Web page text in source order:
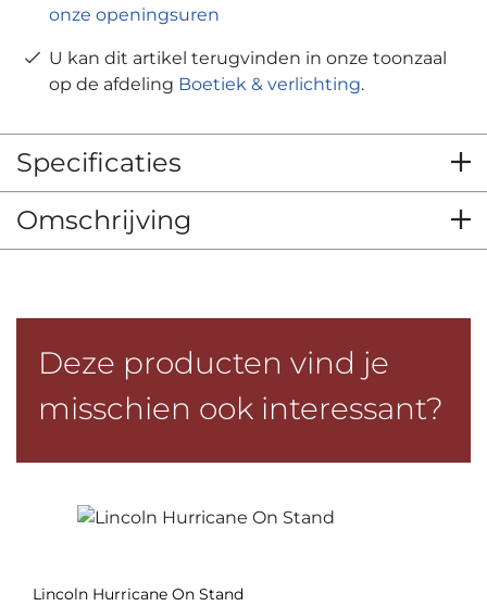
onze openingsuren
U kan dit artikel terugvinden in onze toonzaal
op de afdeling Boetiek & verlichting.
Specificaties
Omschrijving
Deze producten vind je
misschien ook interessant?
Lincoln Hurricane On Stand